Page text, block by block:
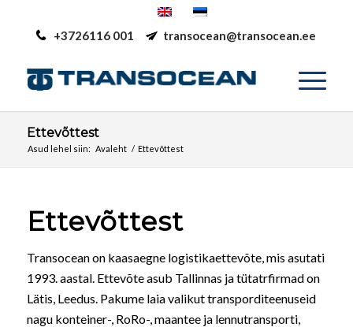
+3726116 001 transocean@transocean.ee
Ettevõttest
Asud lehel siin: Avaleht / Ettevõttest
Ettevõttest
Transocean on kaasaegne logistikaettevõte, mis asutati
1993. aastal. Ettevõte asub Tallinnas ja tütatrfirmad on
Lätis, Leedus. Pakume laia valikut transporditeenuseid
nagu konteiner-, RoRo-, maantee ja lennutransporti,